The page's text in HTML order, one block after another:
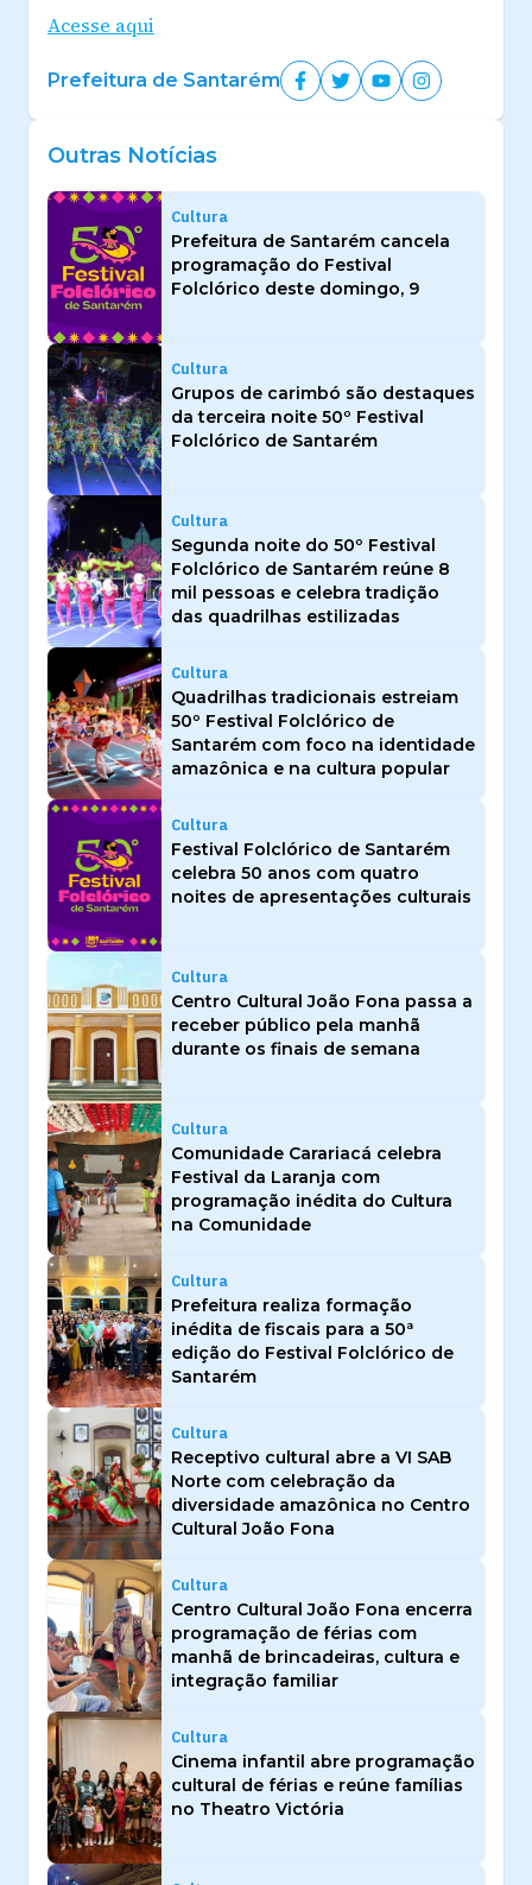
Acesse aqui
Prefeitura de Santarém
Outras Notícias
Cultura
Prefeitura de Santarém cancela
programação do Festival
Folclórico deste domingo, 9
Cultura
Grupos de carimbó são destaques
da terceira noite 50º Festival
Folclórico de Santarém
Cultura
Segunda noite do 50º Festival
Folclórico de Santarém reúne 8
mil pessoas e celebra tradição
das quadrilhas estilizadas
Cultura
Quadrilhas tradicionais estreiam
50º Festival Folclórico de
Santarém com foco na identidade
amazônica e na cultura popular
Cultura
Festival Folclórico de Santarém
celebra 50 anos com quatro
noites de apresentações culturais
Cultura
Centro Cultural João Fona passa a
receber público pela manhã
durante os finais de semana
Cultura
Comunidade Carariacá celebra
Festival da Laranja com
programação inédita do Cultura
na Comunidade
Cultura
Prefeitura realiza formação
inédita de fiscais para a 50ª
edição do Festival Folclórico de
Santarém
Cultura
Receptivo cultural abre a VI SAB
Norte com celebração da
diversidade amazônica no Centro
Cultural João Fona
Cultura
Centro Cultural João Fona encerra
programação de férias com
manhã de brincadeiras, cultura e
integração familiar
Cultura
Cinema infantil abre programação
cultural de férias e reúne famílias
no Theatro Victória